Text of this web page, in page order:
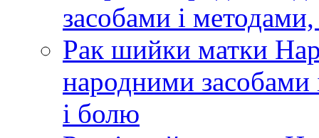
засобами і
Рак шийки матки
народними засобами
і болю